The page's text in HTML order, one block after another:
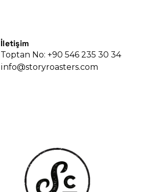
İletişim
Toptan No: +90 546 235 30 34
info@storyroasters.com